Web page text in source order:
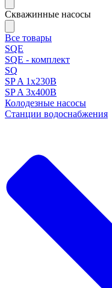
Скважинные насосы
Все товары
SQE
SQE - комплект
SQ
SP A 1x230В
SP A 3x400В
Колодезные насосы
Станции водоснабжения